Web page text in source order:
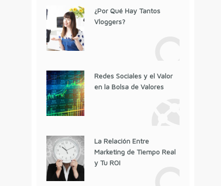
¿Por Qué Hay Tantos
Vloggers?
Redes Sociales y el Valor
en la Bolsa de Valores
La Relación Entre
Marketing de Tiempo Real
y Tu ROI